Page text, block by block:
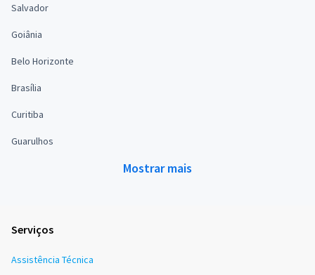
Salvador
Goiânia
Belo Horizonte
Brasília
Curitiba
Guarulhos
Mostrar mais
Serviços
Assistência Técnica